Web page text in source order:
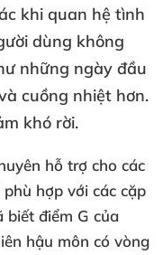
khi quan hệ tình
dùng không
những ngày đầu
cuồng nhiệt hơn.
khó rời.
hỗ trợ cho các
phù hợp với các cặp
biết điểm G của
hậu môn có vòng